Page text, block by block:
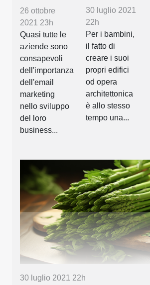
26 ottobre
2021 23h
Quasi tutte le
aziende sono
consapevoli
dell'importanza
dell'email
marketing
nello sviluppo
del loro
business...
30 luglio 2021
22h
Per i bambini,
il fatto di
creare i suoi
propri edifici
od opera
architettonica
è allo stesso
tempo una...
30 luglio 2021 22h